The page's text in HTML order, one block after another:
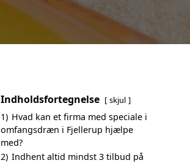
Indholdsfortegnelse skjul
1) Hvad kan et firma med speciale i
omfangsdræn i Fjellerup hjælpe
med?
2) Indhent altid mindst 3 tilbud på